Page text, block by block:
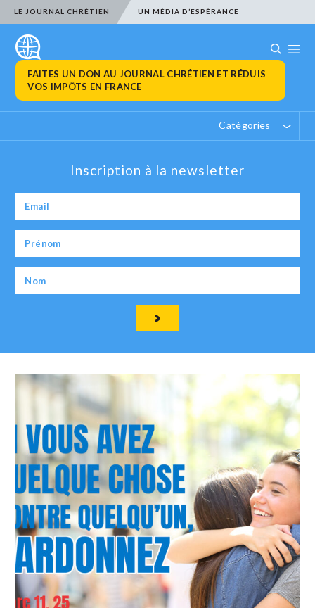
LE JOURNAL CHRÉTIEN UN MÉDIA D’ESPÉRANCE
FAITES UN DON AU JOURNAL CHRÉTIEN ET RÉDUIS
VOS IMPÔTS EN FRANCE
Catégories
Inscription à la newsletter